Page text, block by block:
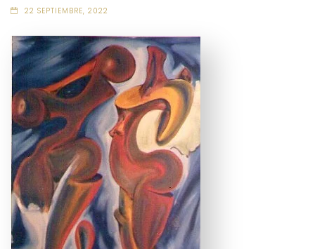
22 SEPTIEMBRE, 2022